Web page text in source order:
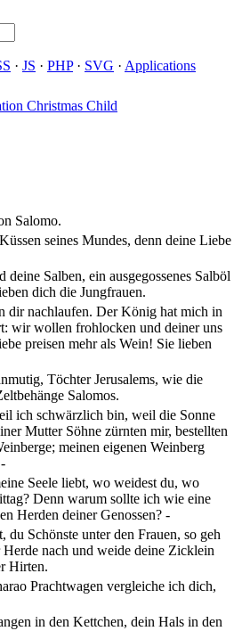
· JS · PHP· SVG · Applications
Salomo.
seines Mundes, denn deine Liebe
Salben, ein ausgegossenes Salböl
dich die Jungfrauen.
dir nachlaufen. Der König hat mich in
wir wollen frohlocken und deiner uns
preisen mehr als Wein! Sie lieben
Töchter Jerusalems, wie die
Salomos.
ich schwärzlich bin, weil die Sonne
Mutter Söhne zürnten mir, bestellten
meinen eigenen Weinberg
Seele liebt, wo weidest du, wo
Denn warum sollte ich wie eine
Herden deiner Genossen? -
du Schönste unter den Frauen, so geh
Herde nach und weide deine Zicklein
Hirten.
Prachtwagen vergleiche ich dich,
in den Kettchen, dein Hals in den